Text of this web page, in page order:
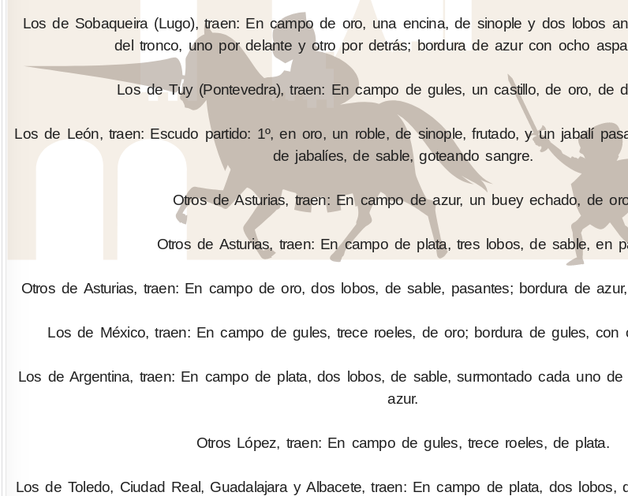
Los de Sobaqueira (Lugo), traen: En campo de oro, una encina, de sinople y dos lobos
del tronco, uno por delante y otro por detrás; bordura de azur con ocho
Los de Tuy (Pontevedra), traen: En campo de gules, un castillo, de oro, de
Los de León, traen: Escudo partido: 1º, en oro, un roble, de sinople, frutado, y un jabalí
de jabalíes, de sable, goteando sangre.
Otros de Asturias, traen: En campo de azur, un buey echado, de
Otros de Asturias, traen: En campo de plata, tres lobos, de sable, en
Otros de Asturias, traen: En campo de oro, dos lobos, de sable, pasantes; bordura de
Los de México, traen: En campo de gules, trece roeles, de oro; bordura de gules, con
Los de Argentina, traen: En campo de plata, dos lobos, de sable, surmontado cada uno
azur.
Otros López, traen: En campo de gules, trece roeles, de plata.
Los de Toledo, Ciudad Real, Guadalajara y Albacete, traen: En campo de plata, dos lobos,